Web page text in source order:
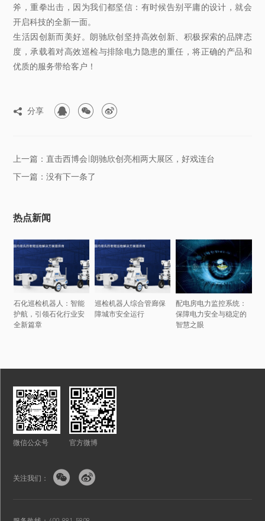
斧，重拳出击，因为我们都坚信：有时候告别平庸的设计，就会
开启科技的全新一面。
生活因创新而美好。朗驰欣创坚持高效创新、积极探索的品牌态
度，承载着对高效巡检与排除电力隐患的重任，将正确的产品和
优质的服务带给客户！
 分享   
上一篇：直击西博会|朗驰欣创亮相两大展区，好戏连台
下一篇：没有下一条了
热点新闻
石化巡检机器人：智能
护航，引领石化行业安
全新篇章
巡检机器人综合管廊保
障城市安全运行
配电房电力监控系统：
保障电力安全与稳定的
智慧之眼
微信公众号 官方微博
关注我们：  